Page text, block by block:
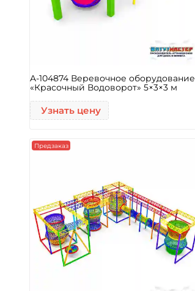
A-104874 Веревочное оборудование
«Красочный Водоворот» 5×3×3 м
Узнать цену
Предзаказ